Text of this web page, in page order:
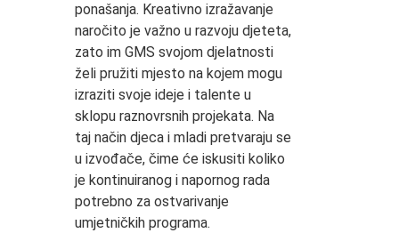
ponašanja. Kreativno izražavanje
naročito je važno u razvoju djeteta,
zato im GMS svojom djelatnosti
želi pružiti mjesto na kojem mogu
izraziti svoje ideje i talente u
sklopu raznovrsnih projekata. Na
taj način djeca i mladi pretvaraju se
u izvođače, čime će iskusiti koliko
je kontinuiranog i napornog rada
potrebno za ostvarivanje
umjetničkih programa.